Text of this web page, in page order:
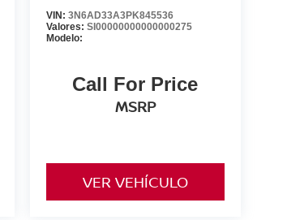
VIN: 3N6AD33A3PK845536
Valores: SI00000000000000275
Modelo:
Call For Price
MSRP
VER VEHÍCULO